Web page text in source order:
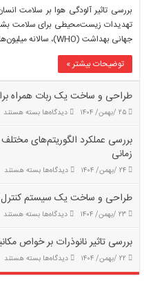
تاثیر
آلودگی
هوا
بررسی تاثیر آلودگی هوا بر سلامت
تهدیدات زیست‌محیطی برای سلامت
جهانی بهداشت (WHO)، سالانه میلیون‌ها نفر …
توضیحات بیشتر »
طراحی و ساخت یک ربات همراه
۲۵ /بهمن/ ۱۴۰۴ دیدگاه‌هابرای
و
ساخت
ربات
برای
کم‌توان
بسته هستند
بررسی عملکرد الگوریتم‌های
زمانی
۲۴ /بهمن/ ۱۴۰۴ دیدگاه‌هابرای
عملکرد
الگوریتم‌های
مختلف
ماشین
پیش‌بینی
سری‌های
بسته هستند
طراحی و ساخت یک سیستم کنترل
۲۳ /بهمن/ ۱۴۰۴ دیدگاه‌هابرای
و
ساخت
یک
سیستم
بسته هستند
بررسی تاثیر نانوذرات بر خواص
۲۲ /بهمن/ ۱۴۰۴ دیدگاه‌هابرای
بررسی
بسته هستند